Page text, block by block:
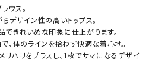
ウス。
デザイン性の高いトップス。
きれいめな印象に仕上がります。
、体のラインを拾わず快適な着心地。
ハリをプラスし、1枚でサマになるデザイ